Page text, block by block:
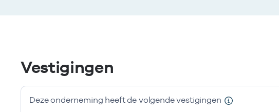
Vestigingen
Deze onderneming heeft de volgende vestigingen